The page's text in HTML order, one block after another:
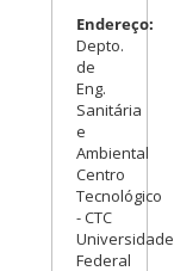
Endereço:
Depto.
de
Eng.
Sanitária
e
Ambiental
Centro
Tecnológico
- CTC
Universidade
Federal